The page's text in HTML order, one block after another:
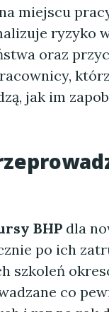
miejscu
ryzyko
oraz
jak im
BHP dla
po ich
szkoleń
co